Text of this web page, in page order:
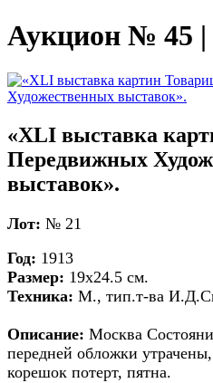
Аукцион № 45
«XLI выставка
Передвижных
выставок».
Лот: № 21
Год: 1913
Размер: 19х24.5 см.
Техника: М., тип.т-ва
Описание: Москва
передней обложки
корешок потерт, пятна.